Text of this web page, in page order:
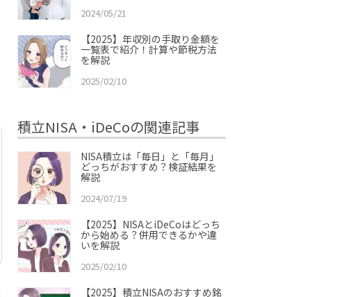
2024/05/21
【2025】年収別の手取り金額を
一覧表で紹介！計算や節税方法
を解説
2025/02/10
積立NISA・iDeCoの関連記事
NISA積立は「毎日」と「毎月」
どっちがおすすめ？検証結果を
解説
2024/07/19
【2025】NISAとiDeCoはどっち
から始める？併用できるかや違
いを解説
2025/02/10
【2025】積立NISAのおすすめ銘